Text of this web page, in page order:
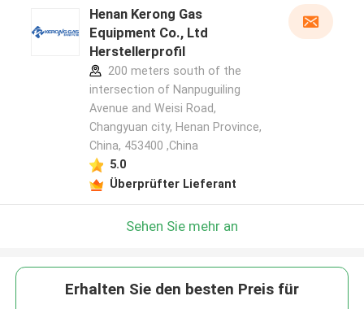
Henan Kerong Gas
Equipment Co., Ltd
Herstellerprofil
200 meters south of the
intersection of Nanpuguiling
Avenue and Weisi Road,
Changyuan city, Henan Province,
China, 453400 ,China
5.0
Überprüfter Lieferant
Sehen Sie mehr an
Erhalten Sie den besten Preis für